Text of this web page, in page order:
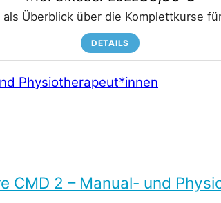
Überblick über die Komplettkurse
DETAILS
CMD 2 – Manual- und